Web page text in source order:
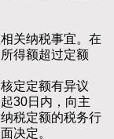
关纳税事宜。在
得额超过定额
定定额有异议
30日内，向主
税定额的税务行
决定。